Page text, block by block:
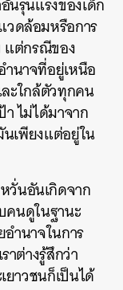
วดล้อมหรือการ
แต่กรณีของ
นาจที่อยู่เหนือ
ละใกล้ตัวทุกคน
ไม่ได้มาจาก
เพียงแต่อยู่ใน
วั่นอันเกิดจาก
คนดูในฐานะ
ำนาจในการ
าต่างรู้สึกว่า
าวชนก็เป็นได้